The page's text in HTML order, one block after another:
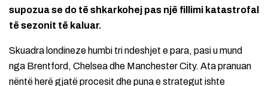
supozua se do të shkarkohej pas një fillimi katastrofal
të sezonit të kaluar.
Skuadra londineze humbi tri ndeshjet e para, pasi u mund
nga Brentford, Chelsea dhe Manchester City. Ata pranuan
nëntë herë gjatë procesit dhe puna e strategut ishte